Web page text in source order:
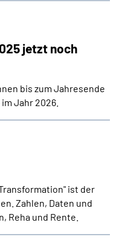
jetzt noch
bis zum Jahresende
Jahr 2026.
ist der
Zahlen, Daten und
Reha und Rente.